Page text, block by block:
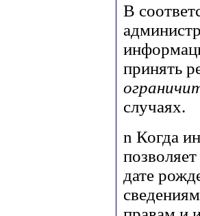
В
принять
случаях.
n Когда
дате